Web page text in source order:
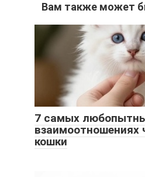
Вам также может
7 самых
взаимоотношениях
кошки